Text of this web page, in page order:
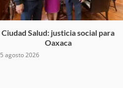
Ciudad Salud: justicia social para
Oaxaca
5 agosto 2026
7 agosto 2026